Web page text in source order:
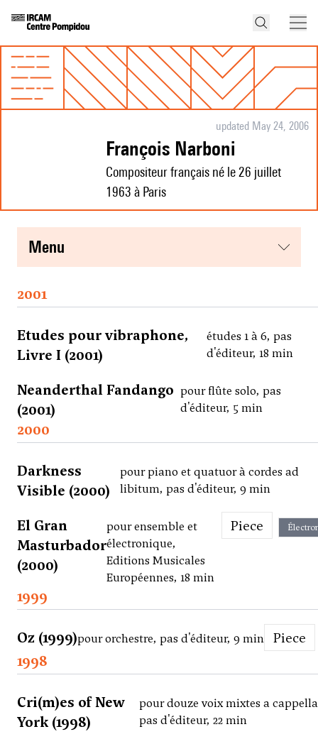
updated May 24, 2006
François Narboni
Compositeur français né le 26 juillet
1963 à Paris
menu
2001
Etudes pour vibraphone,
Livre I (2001)
études 1 à 6, pas
d'éditeur, 18 min
Neanderthal Fandango
(2001)
pour flûte solo, pas
d'éditeur, 5 min
2000
Darkness
Visible (2000)
pour piano et quatuor à cordes ad
libitum, pas d'éditeur, 9 min
El Gran
Masturbador
(2000)
pour ensemble et
électronique,
Editions Musicales
Européennes, 18 min
Piece
1999
Oz (1999)pour orchestre, pas d'éditeur, 9 min
Piece
1998
Cri(m)es of New
York (1998)
pour douze voix mixtes a
pas d'éditeur, 22 min